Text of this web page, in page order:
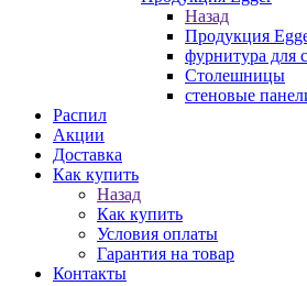
Назад
Продукция
фурнитура для
Столешницы
стеновые
Распил
Акции
Доставка
Как купить
Назад
Как купить
Условия оплаты
Гарантия на товар
Контакты